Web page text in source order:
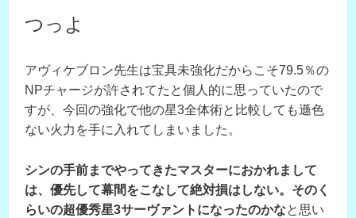
つっよ
アヴィケブロン先生は宝具未強化だからこそ79.5％の
NPチャージが許されてたと個人的に思っていたので
すが、今回の強化で他の星3全体術と比較しても遜色
ない火力を手に入れてしまいました。
シンの手前までやってきたマスターにおかれまして
は、優先して幕間をこなして絶対損はしない。そのく
らいの超優秀星3サーヴァントになったのかなと思い